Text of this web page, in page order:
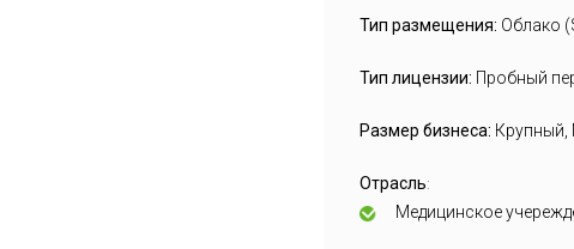
Тип размещения: Облако
Тип лицензии: Пробный
Размер бизнеса: Крупный,
Отрасль:
Медицинское